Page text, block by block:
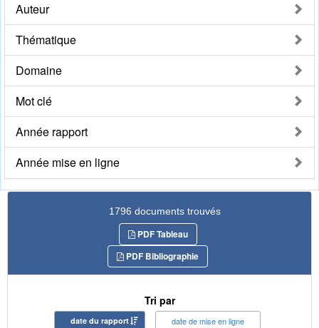
Auteur
Thématique
Domaine
Mot clé
Année rapport
Année mise en ligne
1796 documents trouvés
PDF Tableau
PDF Bibliographie
Tri par
date du rapport date de mise en ligne